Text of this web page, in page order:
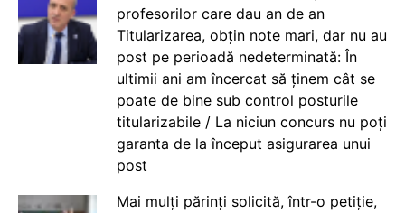
profesorilor care dau an de an
Titularizarea, obțin note mari, dar nu au
post pe perioadă nedeterminată: În
ultimii ani am încercat să ținem cât se
poate de bine sub control posturile
titularizabile / La niciun concurs nu poți
garanta de la început asigurarea unui
post
Mai mulți părinți solicită, într-o petiție,